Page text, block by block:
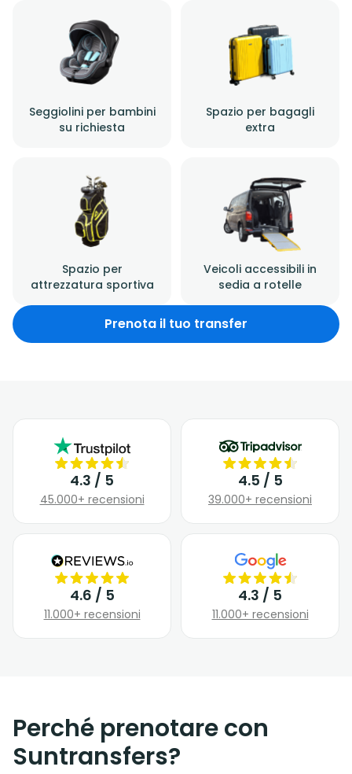
Seggiolini per bambini
su richiesta
Spazio per bagagli
extra
Spazio per
attrezzatura sportiva
Veicoli accessibili in
sedia a rotelle
Prenota il tuo transfer
4.3 / 5
45.000+ recensioni
4.5 / 5
39.000+ recensioni
4.6 / 5
11.000+ recensioni
4.3 / 5
11.000+ recensioni
Perché prenotare con
Suntransfers?